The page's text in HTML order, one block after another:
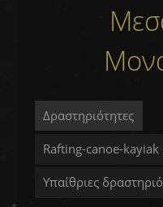
Δραστηριότητες
Rafting-canoe-
Υπαίθριες